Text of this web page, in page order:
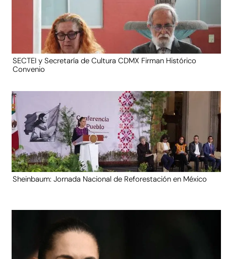
SECTEI y Secretaría de Cultura CDMX Firman Histórico
Convenio
Sheinbaum: Jornada Nacional de Reforestación en México